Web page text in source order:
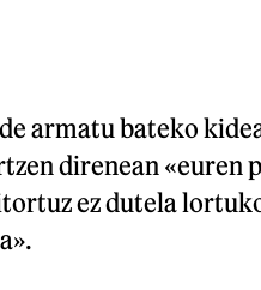
armatu bateko
direnean «euren
ez dutela